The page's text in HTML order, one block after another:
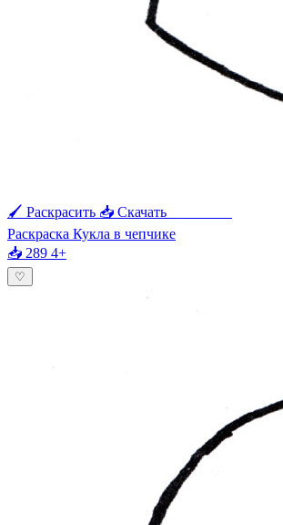
🖌 Раскрасить 📥 Скачать
Раскраска Кукла в чепчике
📥 289 4+
♡